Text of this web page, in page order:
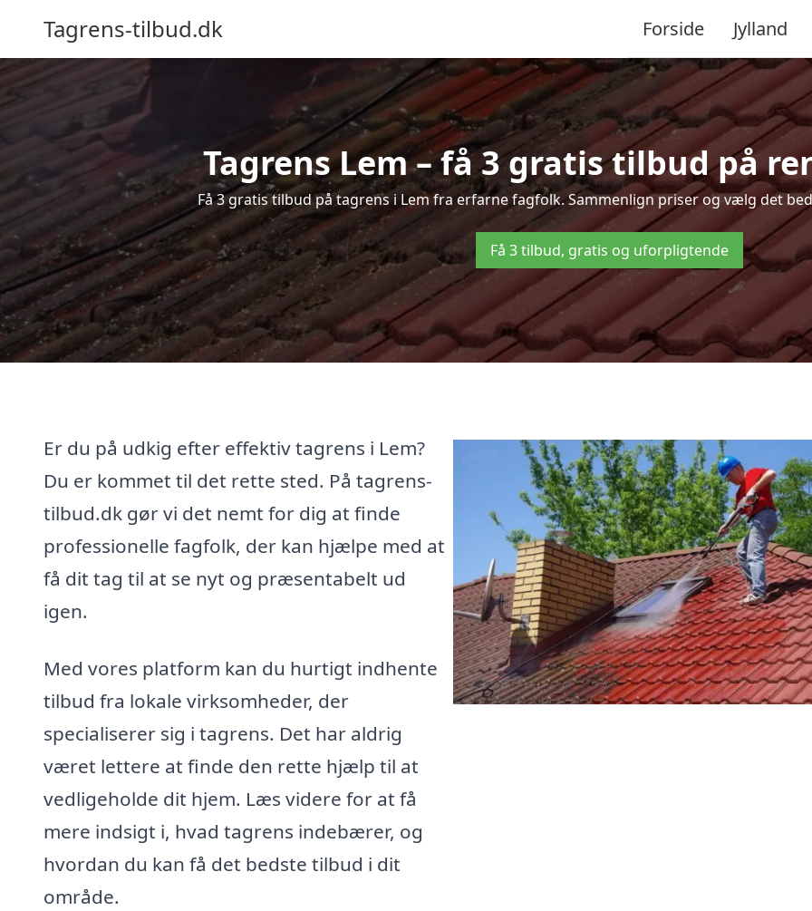
Tagrens-tilbud.dk Forside Jylland
Tagrens Lem – få 3 gratis tilbud på
Få 3 gratis tilbud på tagrens i Lem fra erfarne fagfolk. Sammenlign priser og vælg det
Få 3 tilbud, gratis og uforpligtende
Er du på udkig efter effektiv tagrens i Lem?
Du er kommet til det rette sted. På tagrens-
tilbud.dk gør vi det nemt for dig at finde
professionelle fagfolk, der kan hjælpe med at
få dit tag til at se nyt og præsentabelt ud
igen.
Med vores platform kan du hurtigt indhente
tilbud fra lokale virksomheder, der
specialiserer sig i tagrens. Det har aldrig
været lettere at finde den rette hjælp til at
vedligeholde dit hjem. Læs videre for at få
mere indsigt i, hvad tagrens indebærer, og
hvordan du kan få det bedste tilbud i dit
område.